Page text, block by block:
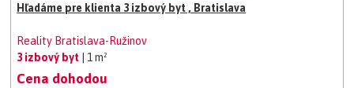
Hľadáme pre klienta 3 izbový byt , Bratislava
Reality Bratislava-Ružinov
3 izbový byt
| 1 m²
Cena dohodou